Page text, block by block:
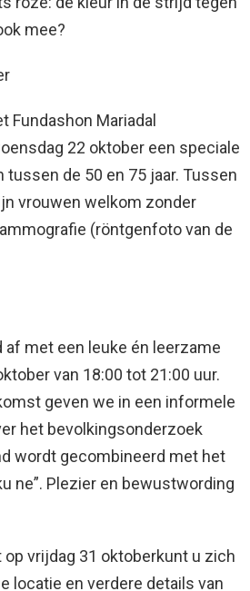
mee?
Fundashon Mariadal
22 oktober een speciale
tussen de 50 en 75 jaar. Tussen
vrouwen welkom zonder
(röntgenfoto van de
af met een leuke én leerzame
van 18:00 tot 21:00 uur.
geven we in een informele
het bevolkingsonderzoek
wordt gecombineerd met het
ne”. Plezier en bewustwording
vrijdag 31 oktoberkunt u zich
locatie en verdere details van